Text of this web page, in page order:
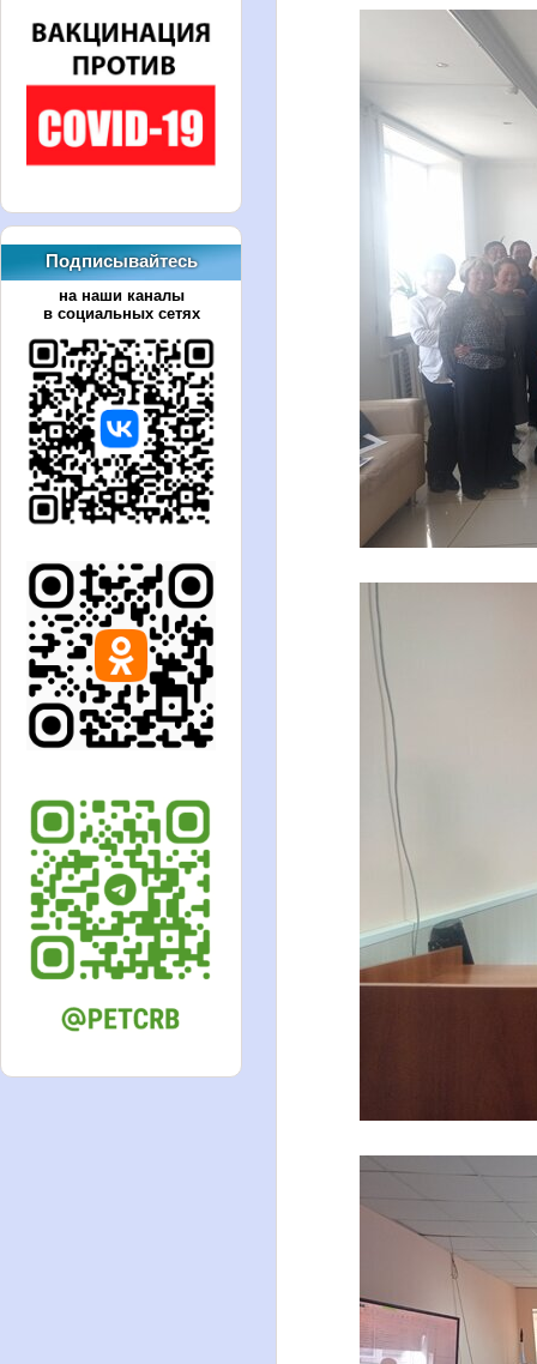
Подписывайтесь
на наши каналы
в социальных сетях